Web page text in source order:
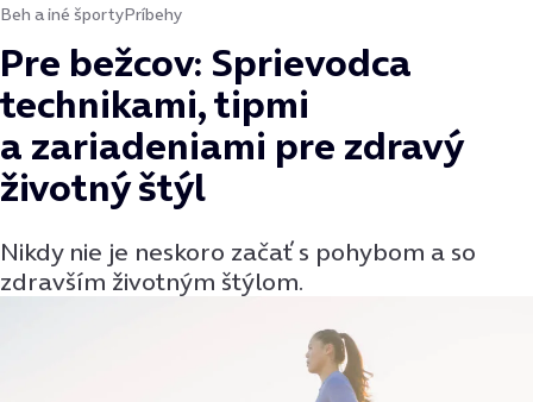
Beh a iné športyPríbehy
Pre bežcov: Sprievodca
technikami, tipmi
a zariadeniami pre zdravý
životný štýl
Nikdy nie je neskoro začať s pohybom a so
zdravším životným štýlom.